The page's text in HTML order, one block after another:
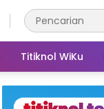
Titiknol WiKu